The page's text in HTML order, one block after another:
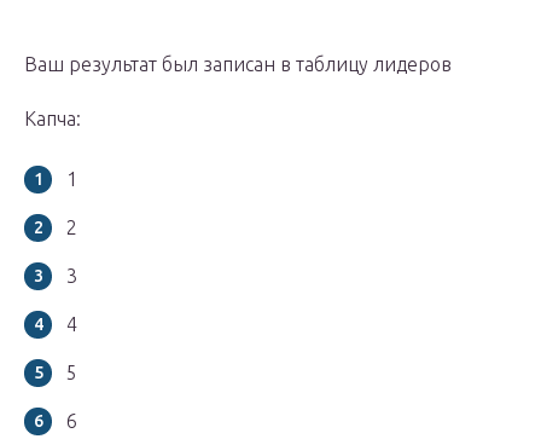
Ваш результат был записан в таблицу лидеров
Капча:
1
2
3
4
5
6